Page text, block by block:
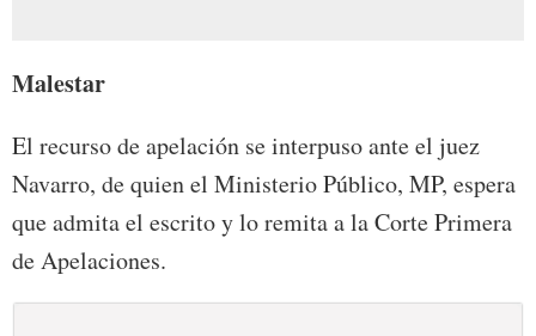
Malestar
El recurso de apelación se interpuso ante el juez
Navarro, de quien el Ministerio Público, MP, espera
que admita el escrito y lo remita a la Corte Primera
de Apelaciones.